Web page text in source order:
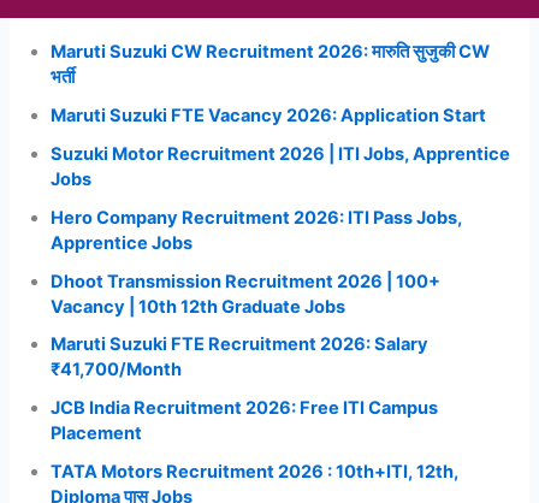
Maruti Suzuki CW Recruitment 2026: मारुति सुजुकी CW
भर्ती
Maruti Suzuki FTE Vacancy 2026: Application Start
Suzuki Motor Recruitment 2026 | ITI Jobs, Apprentice
Jobs
Hero Company Recruitment 2026: ITI Pass Jobs,
Apprentice Jobs
Dhoot Transmission Recruitment 2026 | 100+
Vacancy | 10th 12th Graduate Jobs
Maruti Suzuki FTE Recruitment 2026: Salary
₹41,700/Month
JCB India Recruitment 2026: Free ITI Campus
Placement
TATA Motors Recruitment 2026 : 10th+ITI, 12th,
Diploma पास Jobs